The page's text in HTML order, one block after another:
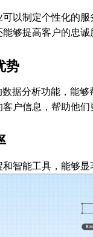
以制定个性化的
够提高客户的忠诚
势
据分析功能，能
户信息，帮助他
智能工具，能够